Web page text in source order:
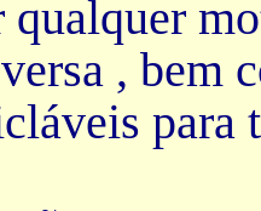
qualquer
, bem
para